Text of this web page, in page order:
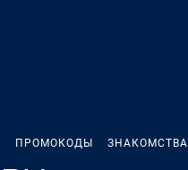
ПРОМОКОДЫ ЗНАКОМСТВА